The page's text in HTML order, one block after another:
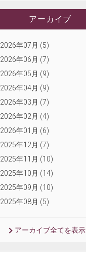
アーカイブ
2026年07月 (5)
2026年06月 (7)
2026年05月 (9)
2026年04月 (9)
2026年03月 (7)
2026年02月 (4)
2026年01月 (6)
2025年12月 (7)
2025年11月 (10)
2025年10月 (14)
2025年09月 (10)
2025年08月 (5)
アーカイブ全てを表示